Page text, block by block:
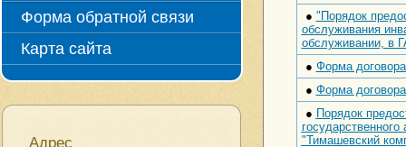
Форма обратной связи
Карта сайта
Адрес
● "Порядок
обслуживания
обслуживании, в
● Форма
● Форма
● Порядок
"Тимашевский